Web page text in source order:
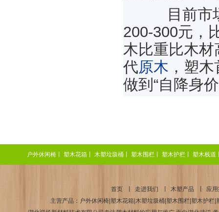
目前市场
200-300元，
木比重比木
代原木 ，塑
做到“自降身
户外休闲椅 塑木花箱 木塑垃圾桶 塑木围栏 塑木护栏 塑木栈道
首页 走进我们 木塑产品
应
主营产品：户外休闲椅|塑木花箱|木塑垃圾桶|塑木围栏|塑木护